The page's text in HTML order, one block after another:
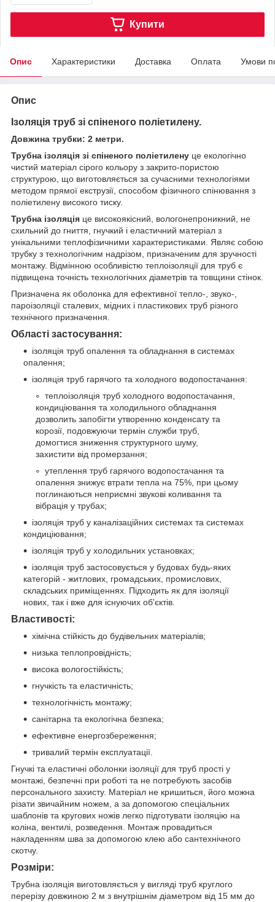
Купити
Опис Характеристики Доставка Оплата Умови
Опис
Ізоляція труб зі спіненого поліетилену.
Довжина трубки: 2 метри.
Трубна ізоляція зі спіненого поліетилену це екологічно
чистий матеріал сірого кольору з закрито-пористою
структурою, що виготовляється за сучасними технологіями
методом прямої екструзії, способом фізичного спінювання з
поліетилену високого тиску.
Трубна ізоляція це високоякісний, вологонепроникний, не
схильний до гниття, гнучкий і еластичний матеріал з
унікальними теплофізичними характеристиками. Являє собою
трубку з технологічним надрізом, призначеним для зручності
монтажу. Відмінною особливістю теплоізоляції для труб є
підвищена точність технологічних діаметрів та товщини стінок.
Призначена як оболонка для ефективної тепло-, звуко-,
пароізоляції сталевих, мідних і пластикових труб різного
технічного призначення.
Області застосування:
ізоляція труб опалення та обладнання в системах
опалення;
ізоляція труб гарячого та холодного водопостачання:
теплоізоляція труб холодного водопостачання,
кондиціювання та холодильного обладнання
дозволить запобігти утворенню конденсату та
корозії, подовжуючи термін служби труб,
домогтися зниження структурного шуму,
захистити від промерзання;
утеплення труб гарячого водопостачання та
опалення знижує втрати тепла на 75%, при цьому
поглинаються неприємні звукові коливання та
вібрація у трубах;
ізоляція труб у каналізаційних системах та системах
кондиціювання;
ізоляція труб у холодильних установках;
ізоляція труб застосовується у будовах будь-яких
категорій - житлових, громадських, промислових,
складських приміщеннях. Підходить як для ізоляції
нових, так і вже для існуючих об'єктів.
Властивості:
хімічна стійкість до будівельних матеріалів;
низька теплопровідність;
висока вологостійкість;
гнучкість та еластичність;
технологічність монтажу;
санітарна та екологічна безпека;
ефективне енергозбереження;
тривалий термін експлуатації.
Гнучкі та еластичні оболонки ізоляції для труб прості у
монтажі, безпечні при роботі та не потребують засобів
персонального захисту. Матеріал не кришиться, його можна
різати звичайним ножем, а за допомогою спеціальних
шаблонів та кругових ножів легко підготувати ізоляцію на
коліна, вентилі, розведення. Монтаж провадиться
накладенням шва за допомогою клею або сантехнічного
скотчу.
Розміри:
Трубна ізоляція виготовляється у вигляді труб круглого
перерізу довжиною 2 м з внутрішнім діаметром від 15 мм до